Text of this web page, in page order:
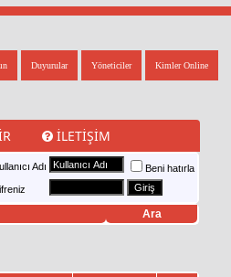
Kimler Online
Yöneticiler
Duyurular
İLETIŞIM
Adı
Beni hatırla
Ara